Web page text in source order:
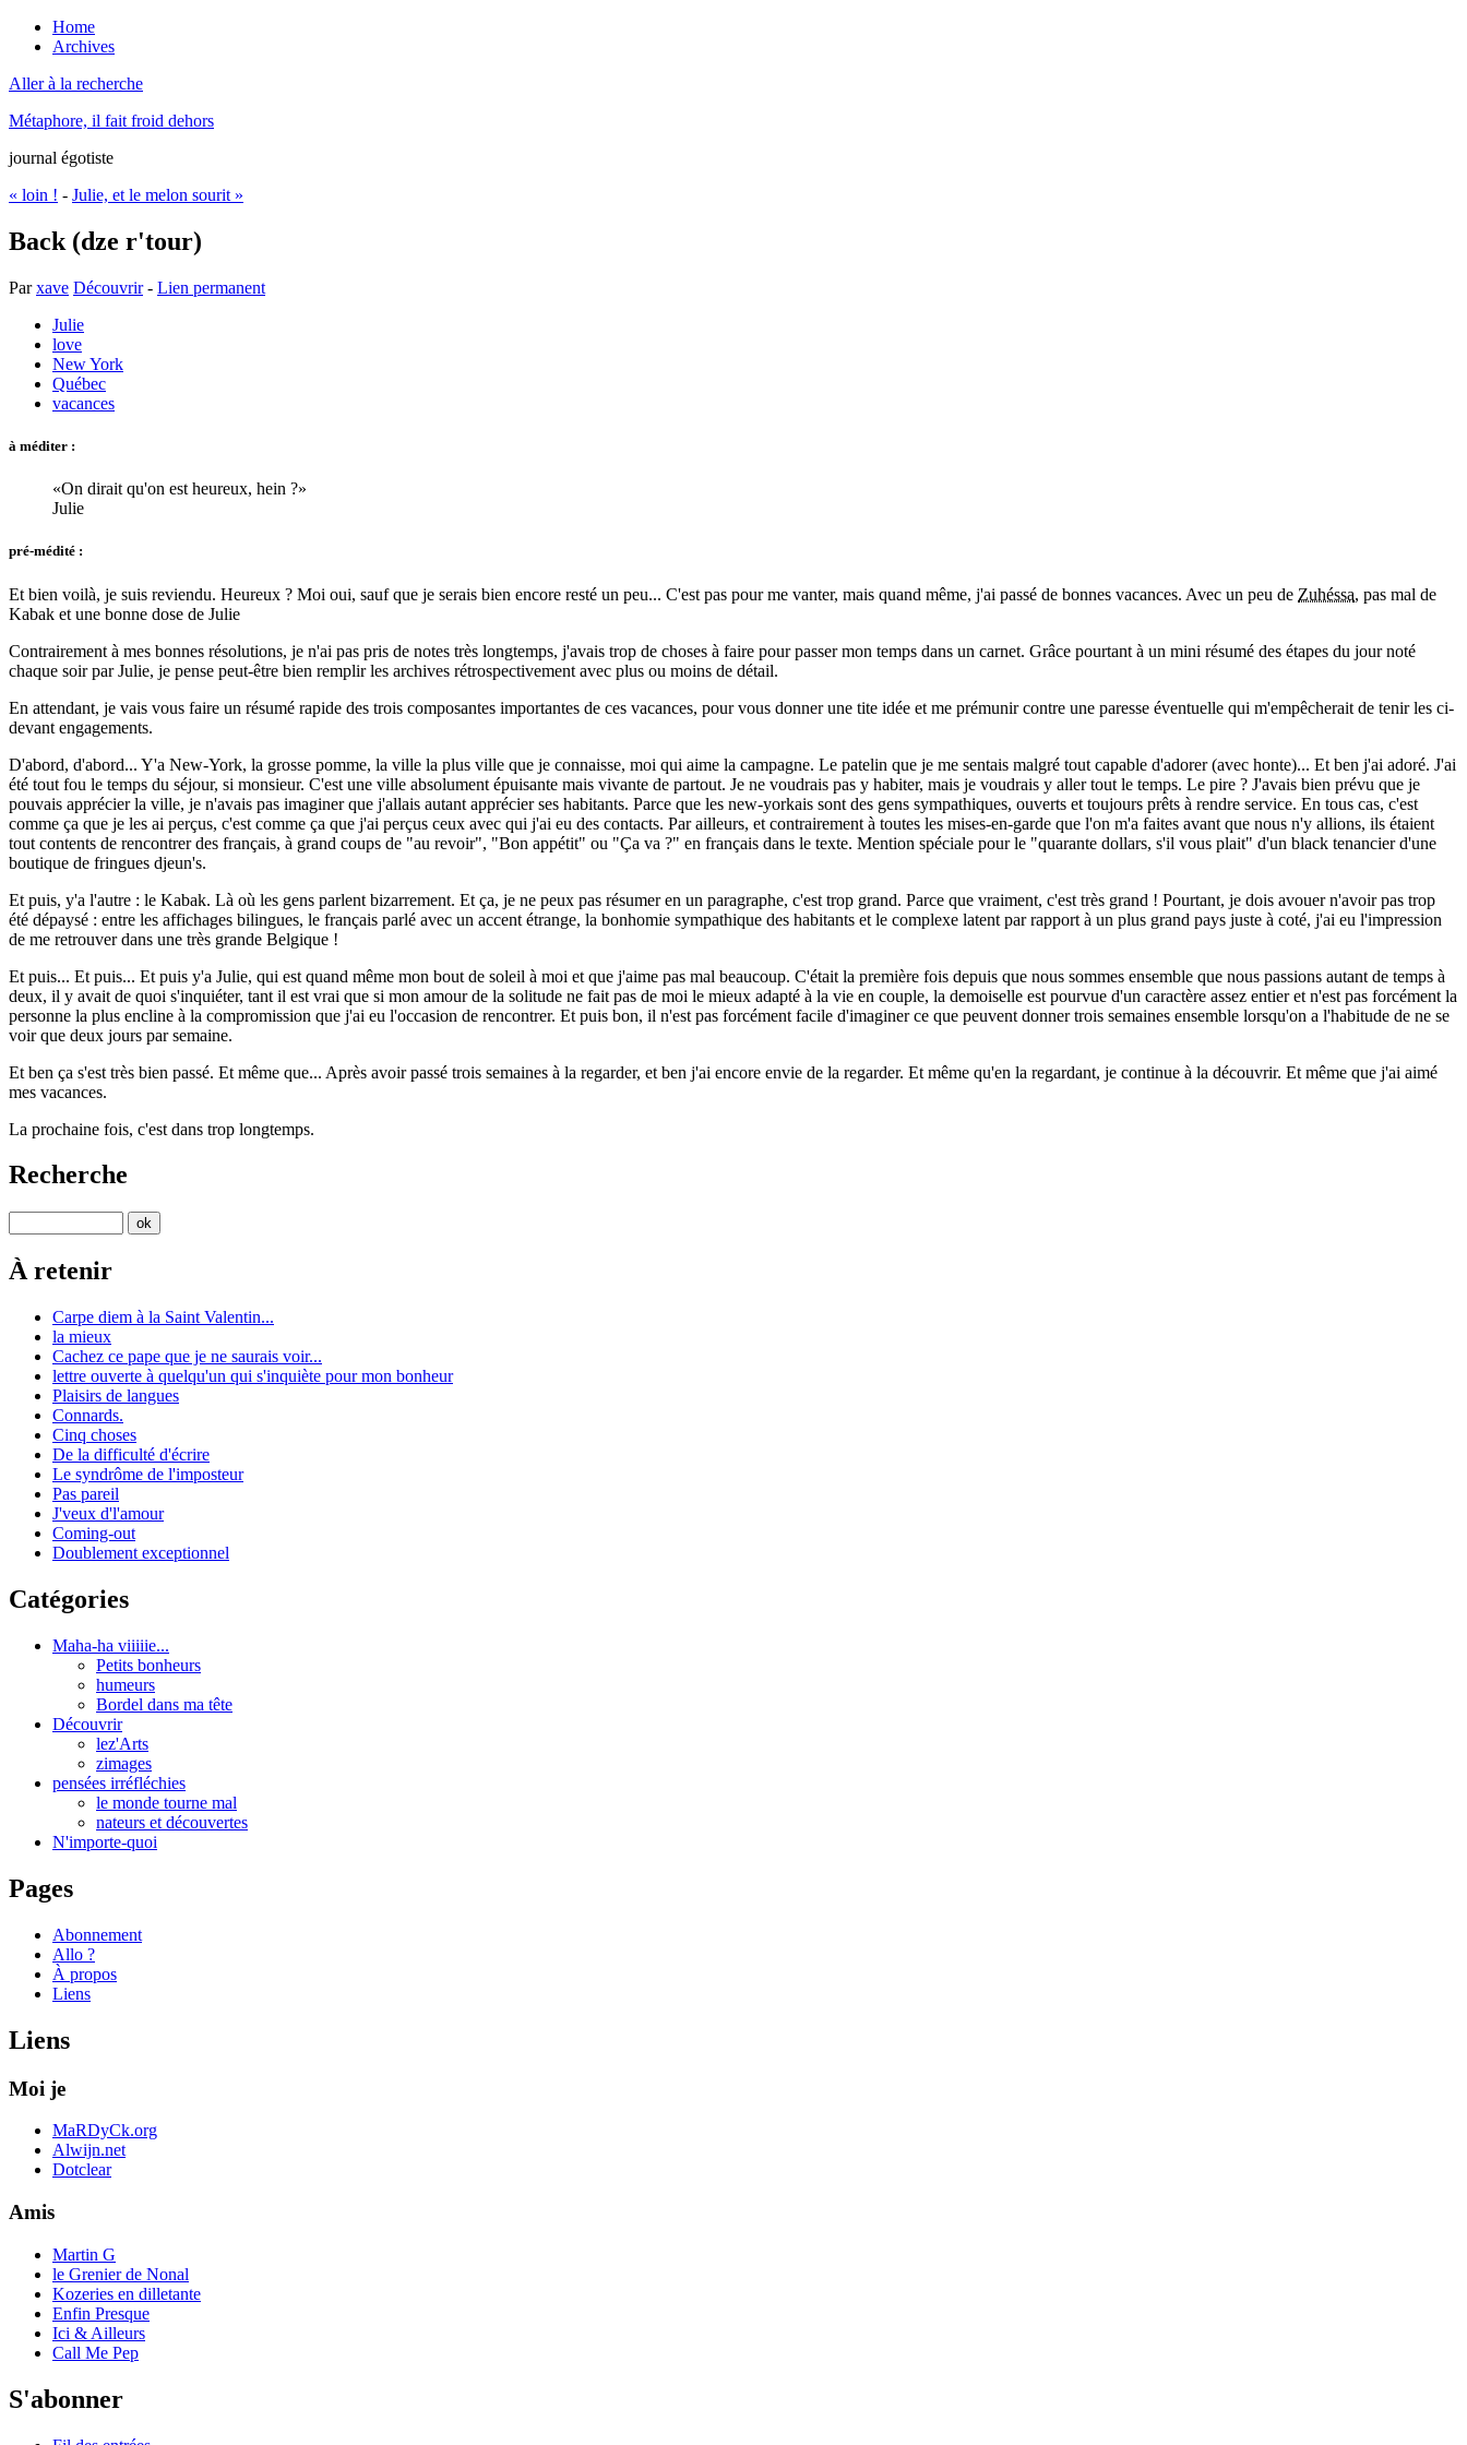
Home
Archives
Aller à la recherche
Métaphore, il fait froid dehors
journal égotiste
« loin ! - Julie, et le melon sourit »
Back (dze r'tour)
Parxave Découvrir- Lien permanent
Julie
love
New York
Québec
vacances
à méditer :
On dirait qu'on est heureux, hein ?
Julie
pré-médité :
Et bien voilà, je suis reviendu. Heureux ? Moi oui, sauf que je serais bien encore resté un peu... C'est pas pour me vanter, mais quand même, j'ai passé de bonnes vacances. Avec un peu de Zuhéssa, pas mal de
Kabak et une bonne dose de Julie
Contrairement à mes bonnes résolutions, je n'ai pas pris de notes très longtemps, j'avais trop de choses à faire pour passer mon temps dans un carnet. Grâce pourtant à un mini résumé des étapes du jour noté
chaque soir par Julie, je pense peut-être bien remplir les archives rétrospectivement avec plus ou moins de détail.
En attendant, je vais vous faire un résumé rapide des trois composantes importantes de ces vacances, pour vous donner une tite idée et me prémunir contre une paresse éventuelle qui m'empêcherait de tenir les ci-
devant engagements.
D'abord, d'abord... Y'a New-York, la grosse pomme, la ville la plus ville que je connaisse, moi qui aime la campagne. Le patelin que je me sentais malgré tout capable d'adorer (avec honte)... Et ben j'ai adoré. J'ai
été tout fou le temps du séjour, si monsieur. C'est une ville absolument épuisante mais vivante de partout. Je ne voudrais pas y habiter, mais je voudrais y aller tout le temps. Le pire ? J'avais bien prévu que je
pouvais apprécier la ville, je n'avais pas imaginer que j'allais autant apprécier ses habitants. Parce que les new-yorkais sont des gens sympathiques, ouverts et toujours prêts à rendre service. En tous cas, c'est
comme ça que je les ai perçus, c'est comme ça que j'ai perçus ceux avec qui j'ai eu des contacts. Par ailleurs, et contrairement à toutes les mises-en-garde que l'on m'a faites avant que nous n'y allions, ils étaient
tout contents de rencontrer des français, à grand coups de "au revoir", "Bon appétit" ou "Ça va ?" en français dans le texte. Mention spéciale pour le "quarante dollars, s'il vous plait" d'un black tenancier d'une
boutique de fringues djeun's.
Et puis, y'a l'autre : le Kabak. Là où les gens parlent bizarrement. Et ça, je ne peux pas résumer en un paragraphe, c'est trop grand. Parce que vraiment, c'est très grand ! Pourtant, je dois avouer n'avoir pas trop
été dépaysé : entre les affichages bilingues, le français parlé avec un accent étrange, la bonhomie sympathique des habitants et le complexe latent par rapport à un plus grand pays juste à coté, j'ai eu l'impression
de me retrouver dans une très grande Belgique !
Et puis... Et puis... Et puis y'a Julie, qui est quand même mon bout de soleil à moi et que j'aime pas mal beaucoup. C'était la première fois depuis que nous sommes ensemble que nous passions autant de temps à
deux, il y avait de quoi s'inquiéter, tant il est vrai que si mon amour de la solitude ne fait pas de moi le mieux adapté à la vie en couple, la demoiselle est pourvue d'un caractère assez entier et n'est pas forcément la
personne la plus encline à la compromission que j'ai eu l'occasion de rencontrer. Et puis bon, il n'est pas forcément facile d'imaginer ce que peuvent donner trois semaines ensemble lorsqu'on a l'habitude de ne se
voir que deux jours par semaine.
Et ben ça s'est très bien passé. Et même que... Après avoir passé trois semaines à la regarder, et ben j'ai encore envie de la regarder. Et même qu'en la regardant, je continue à la découvrir. Et même que j'ai aimé
mes vacances.
La prochaine fois, c'est dans trop longtemps.
Recherche
À retenir
Carpe diem à la Saint Valentin...
la mieux
Cachez ce pape que je ne saurais voir...
lettre ouverte à quelqu'un qui s'inquiète pour mon bonheur
Plaisirs de langues
Connards.
Cinq choses
De la difficulté d'écrire
Le syndrôme de l'imposteur
Pas pareil
J'veux d'l'amour
Coming-out
Doublement exceptionnel
Catégories
Maha-ha viiiiie...
Petits bonheurs
humeurs
Bordel dans ma tête
Découvrir
lez'Arts
zimages
pensées irréfléchies
le monde tourne mal
nateurs et découvertes
N'importe-quoi
Pages
Abonnement
Allo ?
À propos
Liens
Liens
Moi je
MaRDyCk.org
Alwijn.net
Dotclear
Amis
Martin G
le Grenier de Nonal
Kozeries en dilletante
Enfin Presque
Ici & Ailleurs
Call Me Pep
S'abonner